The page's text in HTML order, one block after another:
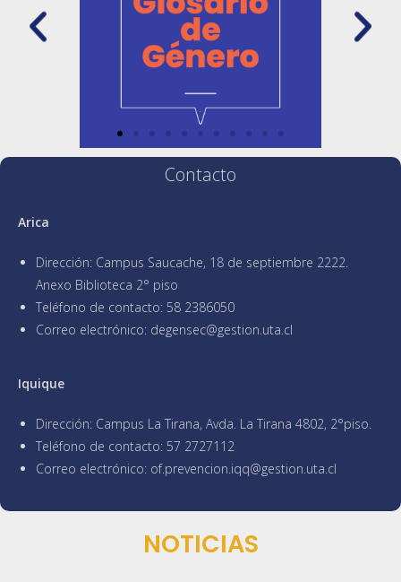
.
Contacto
Arica
Dirección: Campus Saucache, 18 de septiembre 2222.
Anexo Biblioteca 2° piso
Teléfono de contacto: 58 2386050
Correo electrónico: degensec@gestion.uta.cl
Iquique
Dirección: Campus La Tirana, Avda. La Tirana 4802, 2°piso.
Teléfono de contacto: 57 2727112
Correo electrónico: of.prevencion.iqq@gestion.uta.cl
NOTICIAS